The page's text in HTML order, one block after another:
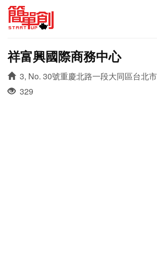
祥富興國際商務中心
3, No. 30號重慶北路一段大同區台北
329